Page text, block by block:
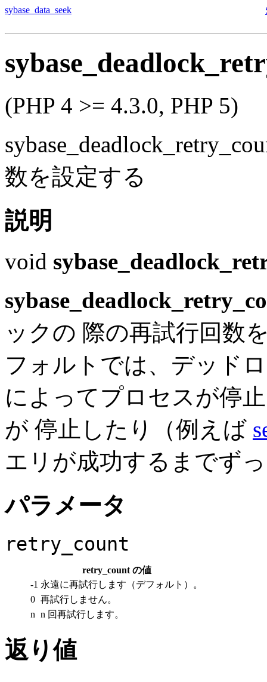
sybase_data_seek
(PHP 4 >= 4.3.0, PHP 5)
数を設定する
説明
void
ックの 際の再試行回数
フォルトでは、デッド
によってプロセスが停
が 停止したり（例えば
エリが成功するまでず
パラメータ
retry_count
retry_count の値
-1 永遠に再試行します（デフォルト）。
0 再試行しません。
n n 回再試行します。
返り値